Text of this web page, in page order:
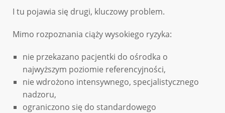
I tu pojawia się drugi, kluczowy problem.
Mimo rozpoznania ciąży wysokiego ryzyka:
nie przekazano pacjentki do ośrodka o
najwyższym poziomie referencyjności,
nie wdrożono intensywnego, specjalistycznego
nadzoru,
ograniczono się do standardowego